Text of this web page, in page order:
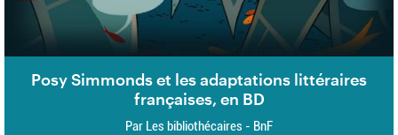
Posy Simmonds et les adaptations littéraires
françaises, en BD
Par Les bibliothécaires - BnF